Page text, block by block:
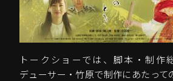
トークショーでは、脚本・制作
デューサー・竹原で制作にあたって